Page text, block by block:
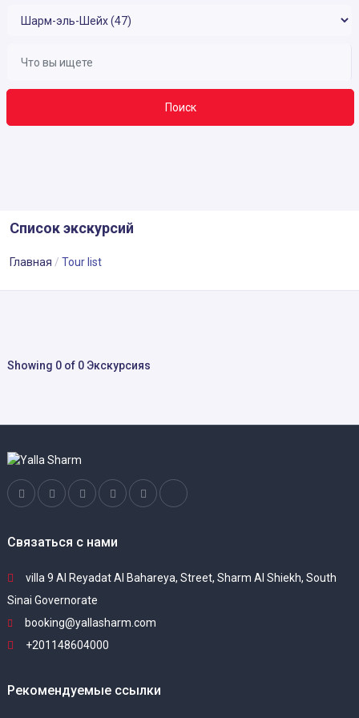
Поиск
Список экскурсий
Главная Tour list
Showing 0 of 0 Экскурсияs
Связаться с нами
villa 9 Al Reyadat Al Bahareya, Street, Sharm Al Shiekh, South
Sinai Governorate
booking@yallasharm.com
+201148604000
Рекомендуемые ссылки